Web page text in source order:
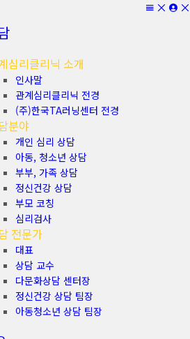
심리클리닉 소개
인사말
관계심리클리닉 전경
(주)한국TA러닝센터 전경
분야
개인 심리 상담
아동, 청소년 상담
부부, 가족 상담
정신건강 상담
부모 코칭
심리검사
전문가
대표
상담 교수
다문화상담 센터장
정신건강 상담 팀장
아동청소년 상담 팀장